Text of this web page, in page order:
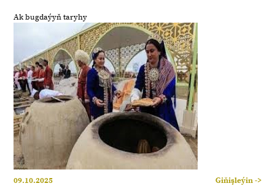
Ak bugdaýyň taryhy
09.10.2025 Giňişleýin ->